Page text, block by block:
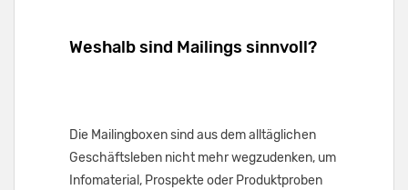
Weshalb sind Mailings sinnvoll?
Die Mailingboxen sind aus dem alltäglichen
Geschäftsleben nicht mehr wegzudenken, um
Infomaterial, Prospekte oder Produktproben